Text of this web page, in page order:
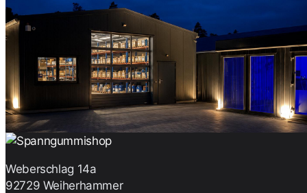
Weberschlag 14a
92729 Weiherhammer